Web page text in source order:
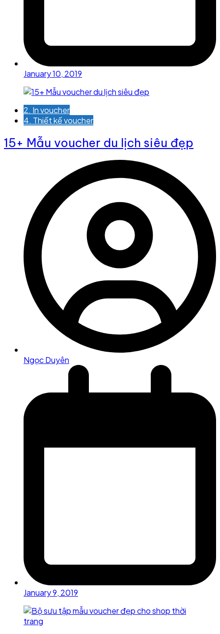
January 10, 2019
2. In voucher
4. Thiết kế voucher
15+ Mẫu voucher du lịch siêu đẹp
Ngọc Duyên
January 9, 2019